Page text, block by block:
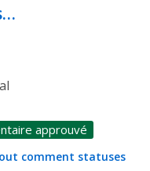
approuvé
comment statuses